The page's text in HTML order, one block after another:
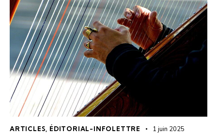
ARTICLES ÉDITORIAL-INFOLETTRE 1 juin 2025